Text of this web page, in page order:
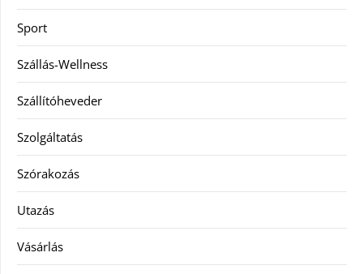
Sport
Szállás-Wellness
Szállítóheveder
Szolgáltatás
Szórakozás
Utazás
Vásárlás